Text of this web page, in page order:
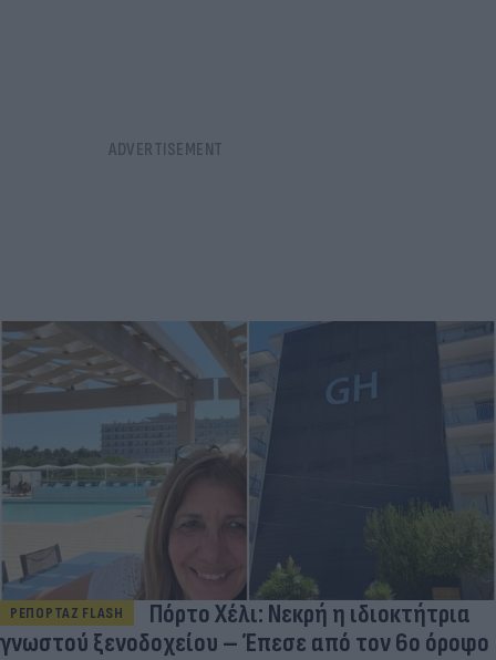
ΡΕΠΟΡΤΑΖ FLASH
Πόρτο Χέλι: Νεκρή η ιδιοκτήτρια
γνωστού ξενοδοχείου – Έπεσε από τον 6ο όροφο